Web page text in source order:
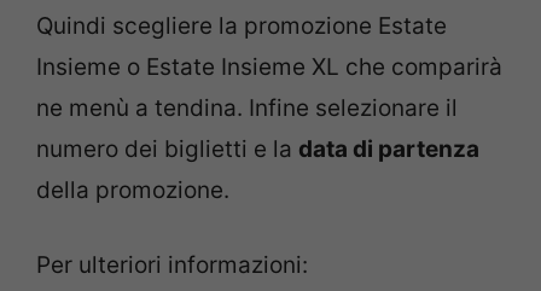
Quindi scegliere la promozione Estate
Insieme o Estate Insieme XL che comparirà
ne menù a tendina. Infine selezionare il
numero dei biglietti e la data di partenza
della promozione.
Per ulteriori informazioni: